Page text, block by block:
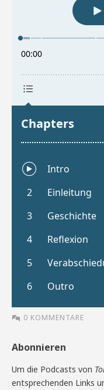
0 KOMMENTARE
Abonnieren
Um die Podcasts von
entsprechenden Links